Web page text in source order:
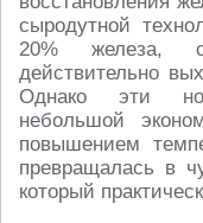
сыродутной
20% железа,
действительно
Однако эти
небольшой
повышением
превращалась в
который